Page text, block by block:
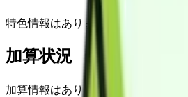
特色情報はありません
加算状況
加算情報はありません